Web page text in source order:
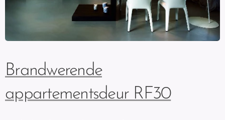
Brandwerende
appartementsdeur RF30